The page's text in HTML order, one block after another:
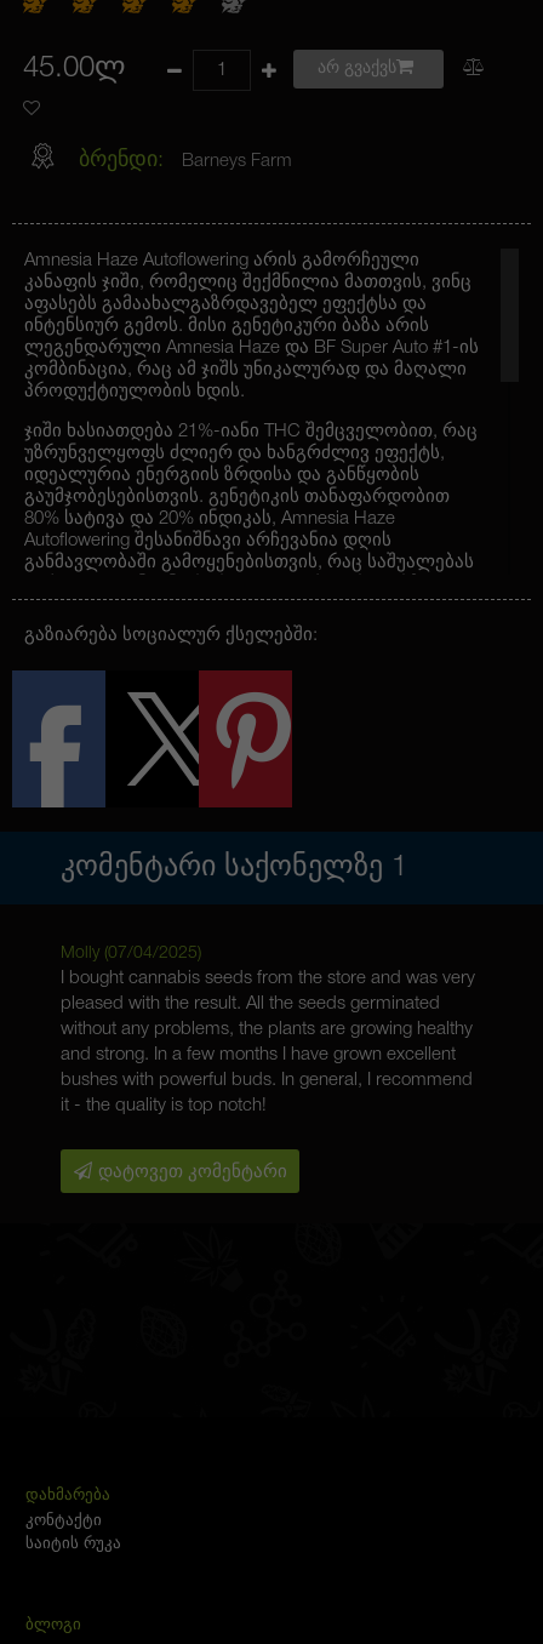
45.00ლ არ გვაქვს
ბრენდი: Barneys Farm
Amnesia Haze Autoflowering არის გამორჩეული
კანაფის ჯიში, რომელიც შექმნილია მათთვის, ვინც
აფასებს გამაახალგაზრდავებელ ეფექტსა და
ინტენსიურ გემოს. მისი გენეტიკური ბაზა არის
ლეგენდარული Amnesia Haze და BF Super Auto #1-ის
კომბინაცია, რაც ამ ჯიშს უნიკალურად და მაღალი
პროდუქტიულობის ხდის.
ჯიში ხასიათდება 21%-იანი THC შემცველობით, რაც
უზრუნველყოფს ძლიერ და ხანგრძლივ ეფექტს,
იდეალურია ენერგიის ზრდისა და განწყობის
გაუმჯობესებისთვის. გენეტიკის თანაფარდობით
80% სატივა და 20% ინდიკას, Amnesia Haze
Autoflowering შესანიშნავი არჩევანია დღის
განმავლობაში გამოყენებისთვის, რაც საშუალებას
ჯიშის ერთ-ერთი მთავარი მახასიათებელია
ტერპენები: ქარიოფილენი, მირცენი და ლიმონენი.
ისინი ქმნიან გამაგრილებელ გემოს ნათელი
ციტრუსისა და მიწიერი ნოტებით, რომლებიც
მსუბუქი მწარე აკრეფებითაა შედგენილი. ეს გემოს
პროფილი ხდის Amnesia Haze Autoflowering-ს
ნამდვილ გურმანების სიამოვნებად.
გ/მ² მხოლოდ 65-70 დღეში. ეს მას იდეალურ
არჩევანს ხდის როგორც مبت初心ებისთვის, ასევე
Amnesia Haze Autoflowering არის მაღალი
პროდუქტიულობის, გასაოცარი გემოსა და ძლიერი
ეფექტის კომბინაცია, რომელიც დამსახურებულად
ითვლება ერთ-ერთ საუკეთესო ავტოცვეტლოვან
ჯიშად ბაზარზე.
გაზიარება სოციალურ ქსელებში:
ᲙᲝᲛᲔᲜᲢᲐᲠᲘ ᲡᲐᲥᲝᲜᲔᲚᲖᲔ 1
Molly (07/04/2025)
I bought cannabis seeds from the store and was very
pleased with the result. All the seeds germinated
without any problems, the plants are growing healthy
and strong. In a few months I have grown excellent
bushes with powerful buds. In general, I recommend
it - the quality is top notch!
დატოვეთ კომენტარი
ᲓᲐᲮᲛᲐᲠᲔᲑᲐ
კონტაქტი
საიტის რუკა
ᲑᲚᲝᲒᲘ